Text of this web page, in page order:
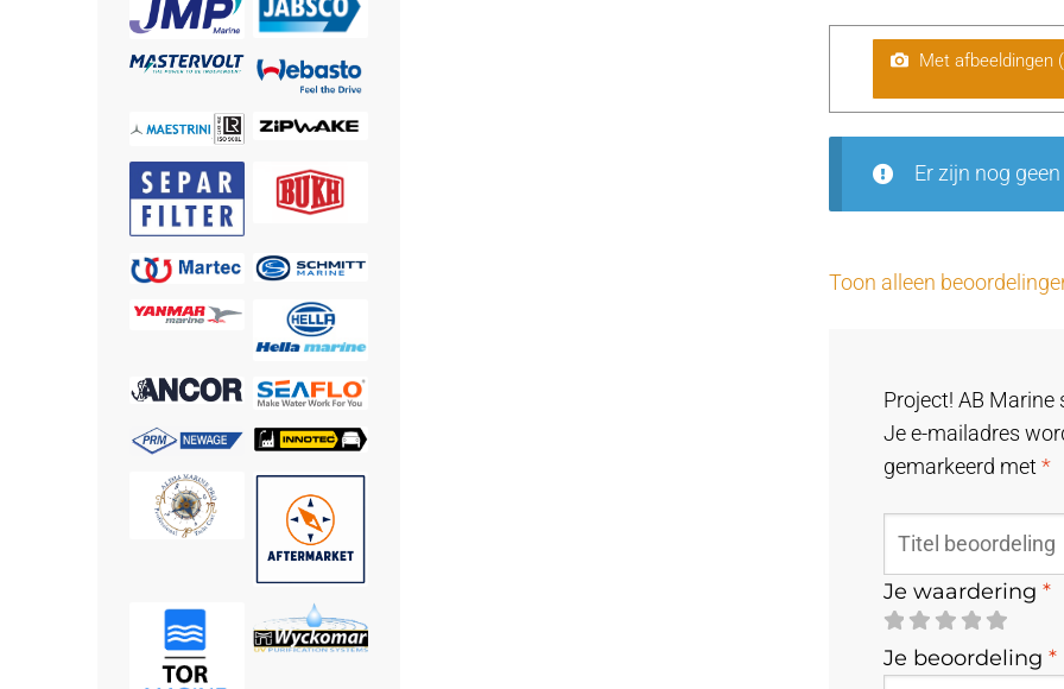
Met afbeeldingen (
Er zijn nog
Toon alleen
Project! AB Marine
Je e-mailadres
gemarkeerd met *
Je waardering *
Je beoordeling *